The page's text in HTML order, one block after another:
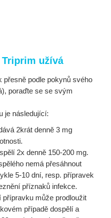
užívá
podle pokynů svého
poraďte se se svým
je následující:
2krát denně 3 mg
2x denně 150-200 mg.
nemá přesáhnout
5-10 dní, resp. přípravek
příznaků infekce.
může prodloužit
případě dospělí a